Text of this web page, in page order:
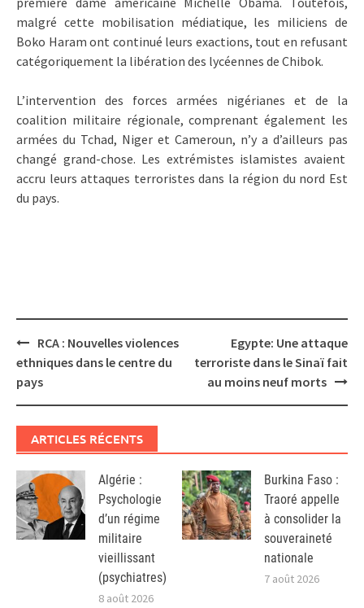
malgré cette mobilisation médiatique, les miliciens de
Boko Haram ont continué leurs exactions, tout en refusant
catégoriquement la libération des lycéennes de Chibok.
L’intervention des forces armées nigérianes et de la
coalition militaire régionale, comprenant également les
armées du Tchad, Niger et Cameroun, n’y a d’ailleurs pas
changé grand-chose. Les extrémistes islamistes avaient
accru leurs attaques terroristes dans la région du nord Est
du pays.
Post
navigation
RCA : Nouvelles violences
ethniques dans le centre du
pays
Egypte: Une attaque
terroriste dans le Sinaï fait
au moins neuf morts
ARTICLES RÉCENTS
Algérie :
Psychologie
d’un régime
militaire
vieillissant
(psychiatres)
8 août 2026
Burkina Faso :
Traoré appelle
à consolider la
souveraineté
nationale
7 août 2026